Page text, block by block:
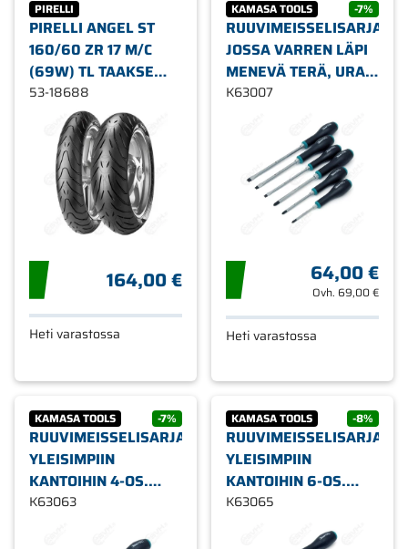
PIRELLI
PIRELLI ANGEL ST
160/60 ZR 17 M/C
(69W) TL TAAKSE
MOOTTORIPYÖRÄN
RENGAS
53-18688
164,00 €
Heti varastossa
KAMASA TOOLS -7%
RUUVIMEISSELISARJA,
JOSSA VARREN LÄPI
MENEVÄ TERÄ, URA
JA RISTIPÄÄ KAMASA
K63007
64,00 €
Ovh. 69,00 €
Heti varastossa
KAMASA TOOLS -7%
RUUVIMEISSELISARJA,
YLEISIMPIIN
KANTOIHIN 4-OS.
KAMASA TOOLS
K63063
KAMASA TOOLS -8%
RUUVIMEISSELISARJA,
YLEISIMPIIN
KANTOIHIN 6-OS.
KAMASA TOOLS
K63065